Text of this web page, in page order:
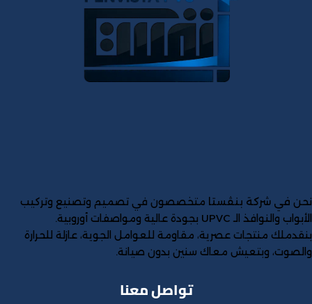
نحن في شركة بنڤستا متخصصون في تصميم وتصنيع وتركيب
الأبواب والنوافذ الـ UPVC بجودة عالية ومواصفات أوروبية.
بنقدملك منتجات عصرية، مقاومة للعوامل الجوية، عازلة للحرارة
والصوت، وبتعيش معاك سنين بدون صيانة.
تواصل معنا